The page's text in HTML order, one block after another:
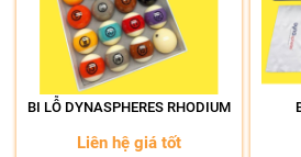
BI LỖ DYNASPHERES RHODIUM
Liên hệ giá tốt